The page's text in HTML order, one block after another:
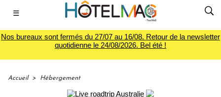
☰
Nos bureaux sont fermés du 27/07 au 16/08. Retour de la newsletter
quotidienne le 24/08/2026. Bel été !
Accueil > Hébergement